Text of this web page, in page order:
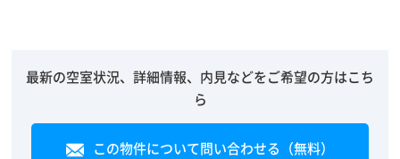
最新の空室状況、詳細情報、内見などをご希望の方はこち
ら
この物件について問い合わせる（無料）